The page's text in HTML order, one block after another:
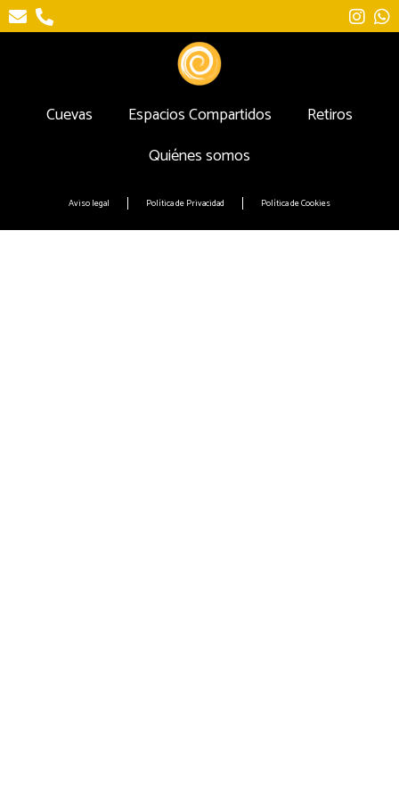
Cuevas Espacios Compartidos
Retiros
Quiénes somos
Aviso legal Política de Privacidad Política de Cookies